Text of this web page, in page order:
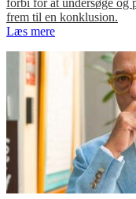
forbi for at undersøge og
frem til en konklusion.
Læs mere